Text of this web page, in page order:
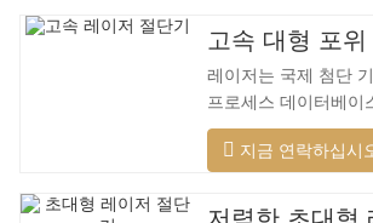
레이저는 국제 첨단
프로세스 데이터베이
한 재료에 대해 다양
행하고, 절단 표면을
나은 품질 및 더 낮은
지금 연락하십시